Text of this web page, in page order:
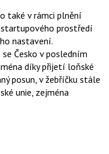
také v rámci plnění
prostředí
nastavení.
Česko v posledním
díky přijetí loňské
posun, v žebříčku stále
unie, zejména